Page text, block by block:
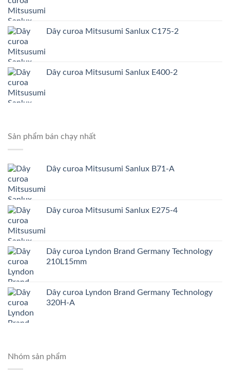
Dây curoa Mitsusumi Sanlux C175-2
Dây curoa Mitsusumi Sanlux E400-2
Sản phẩm bán chạy nhất
Dây curoa Mitsusumi Sanlux B71-A
Dây curoa Mitsusumi Sanlux E275-4
Dây curoa Lyndon Brand Germany Technology
210L15mm
Dây curoa Lyndon Brand Germany Technology
320H-A
Nhóm sản phẩm